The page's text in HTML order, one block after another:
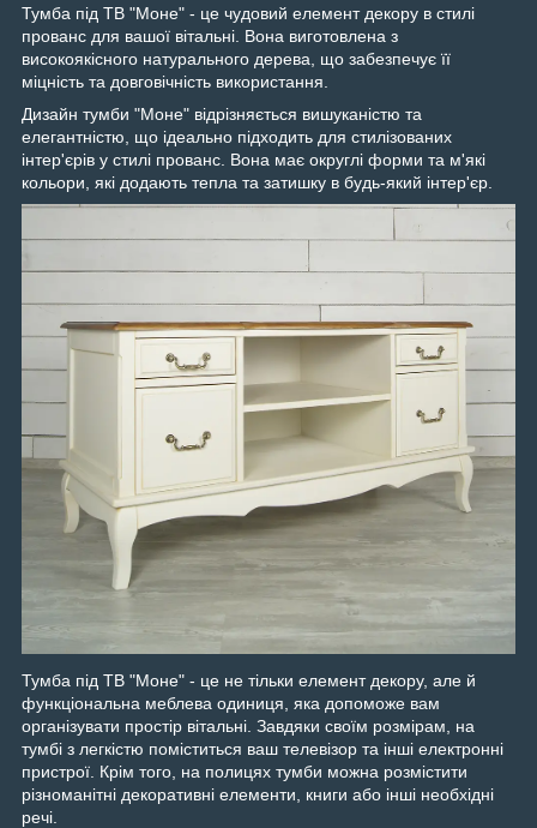
Тумба під ТВ "Моне" - це чудовий елемент декору в стилі
прованс для вашої вітальні. Вона виготовлена з
високоякісного натурального дерева, що забезпечує її
міцність та довговічність використання.
Дизайн тумби "Моне" відрізняється вишуканістю та
елегантністю, що ідеально підходить для стилізованих
інтер'єрів у стилі прованс. Вона має округлі форми та м'які
кольори, які додають тепла та затишку в будь-який інтер'єр.
Тумба під ТВ "Моне" - це не тільки елемент декору, але й
функціональна меблева одиниця, яка допоможе вам
організувати простір вітальні. Завдяки своїм розмірам, на
тумбі з легкістю поміститься ваш телевізор та інші електронні
пристрої. Крім того, на полицях тумби можна розмістити
різноманітні декоративні елементи, книги або інші необхідні
речі.